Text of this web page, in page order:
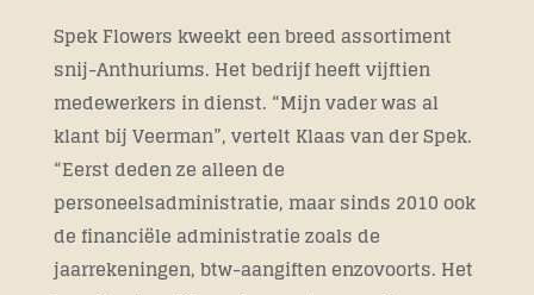
Spek Flowers kweekt een breed assortiment
snij-Anthuriums. Het bedrijf heeft vijftien
medewerkers in dienst. “Mijn vader was al
klant bij Veerman”, vertelt Klaas van der Spek.
“Eerst deden ze alleen de
personeelsadministratie, maar sinds 2010 ook
de financiële administratie zoals de
jaarrekeningen, btw-aangiften enzovoorts. Het